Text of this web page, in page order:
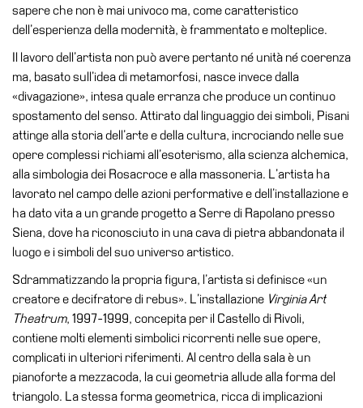
Educazione
Educazione
Dipartimento
Educazione
Formazione
Ricerca
Famiglie
Scuole
Visite
guidate
Progetto
Summer
School
Progetti
Speciali
sapere che non è mai univoco ma, come caratteristico
dell’esperienza della modernità, è frammentato e molteplice.
Il lavoro dell’artista non può avere pertanto né unità né coerenza
ma, basato sull’idea di metamorfosi, nasce invece dalla
«divagazione», intesa quale erranza che produce un continuo
spostamento del senso. Attirato dal linguaggio dei simboli, Pisani
attinge alla storia dell’arte e della cultura, incrociando nelle sue
opere complessi richiami all’esoterismo, alla scienza alchemica,
alla simbologia dei Rosacroce e alla massoneria. L’artista ha
lavorato nel campo delle azioni performative e dell’installazione e
ha dato vita a un grande progetto a Serre di Rapolano presso
Siena, dove ha riconosciuto in una cava di pietra abbandonata il
luogo e i simboli del suo universo artistico.
Sdrammatizzando la propria figura, l’artista si definisce «un
creatore e decifratore di rebus». L’installazione Virginia Art
Theatrum, 1997-1999, concepita per il Castello di Rivoli,
contiene molti elementi simbolici ricorrenti nelle sue opere,
complicati in ulteriori riferimenti. Al centro della sala è un
pianoforte a mezzacoda, la cui geometria allude alla forma del
triangolo. La stessa forma geometrica, ricca di implicazioni